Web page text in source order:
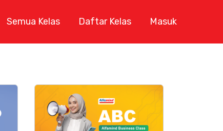
Semua Kelas Daftar Kelas Masuk